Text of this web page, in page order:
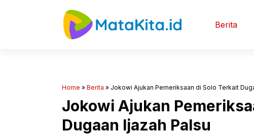
Berita
Home » Berita » Jokowi Ajukan Pemeriksaan di Solo Terkait
Jokowi Ajukan
Dugaan Ijazah Palsu